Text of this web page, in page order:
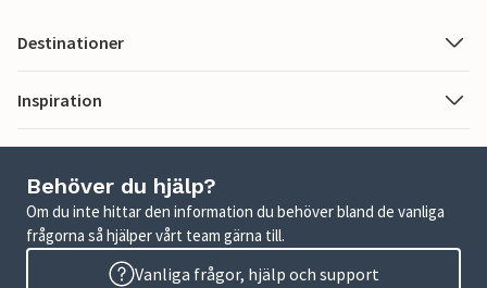
Destinationer
Inspiration
Behöver du hjälp?
Om du inte hittar den information du behöver bland de vanliga
frågorna så hjälper vårt team gärna till.
Vanliga frågor, hjälp och support